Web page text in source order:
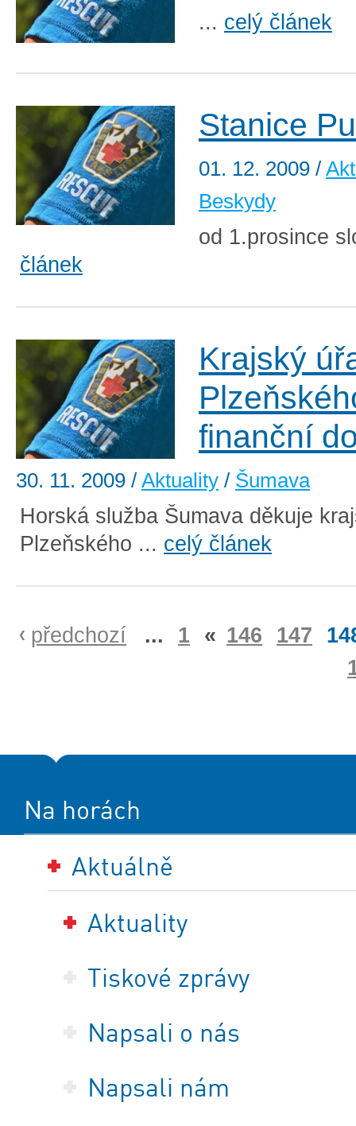
... celý článek
Stanice
01. 12. 2009 /
Beskydy
od 1.prosince
článek
Krajský
finanční
30. 11. 2009 / Aktuality / Šumava
Horská služba Šumava děkuje
Plzeňského ... celý článek
předchozí ... 1 « 146 147
Na horách
Aktuálně
Aktuality
Tiskové zprávy
Napsali o nás
Napsali nám